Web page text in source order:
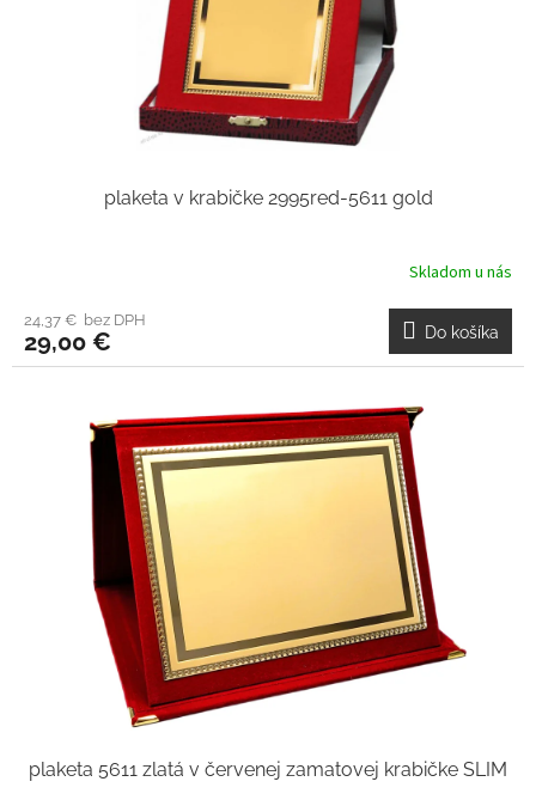
plaketa v krabičke 2995red-5611 gold
Skladom u nás
24,37 € bez DPH
29,00 € Do košíka
plaketa 5611 zlatá v červenej zamatovej krabičke SLIM